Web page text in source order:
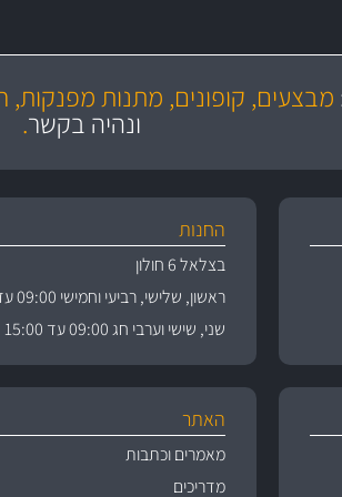
יותר מ- 500 מסנני שמן, אוויר, דלק וקבינה
גרמניה
מבצעים, קופונים, מתנות מפנקות,
ונהיה בקשר.
החנות
בצלאל 6 חולון
ראשון, שלישי, רביעי וחמישי 09:00 עד 18:00
שני, שישי וערבי חג 09:00 עד 15:00
האתר
מאמרים וכתבות
מדריכים